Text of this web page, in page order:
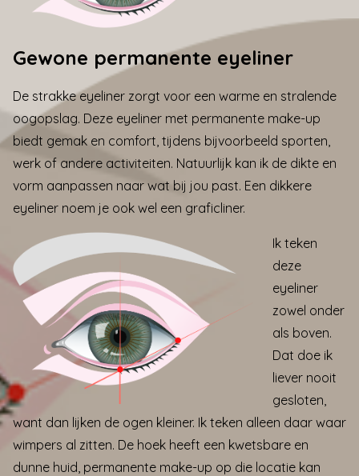
Gewone permanente eyeliner
De strakke eyeliner zorgt voor een warme en stralende
oogopslag. Deze eyeliner met permanente make-up
biedt gemak en comfort, tijdens bijvoorbeeld sporten,
werk of andere activiteiten. Natuurlijk kan ik de dikte en
vorm aanpassen naar wat bij jou past. Een dikkere
eyeliner noem je ook wel een graficliner.
Ik teken
deze
eyeliner
zowel onder
als boven.
Dat doe ik
liever nooit
gesloten,
want dan lijken de ogen kleiner. Ik teken alleen daar waar
wimpers al zitten. De hoek heeft een kwetsbare en
dunne huid, permanente make-up op die locatie kan